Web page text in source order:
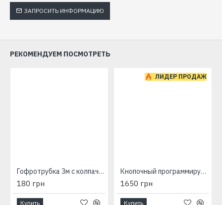
ЗАПРОСИТЬ ИНФОРМАЦИЮ
РЕКОМЕНДУЕМ ПОСМОТРЕТЬ
Гофротрубка 3м с колпачком
180 грн
Купить
ЛИДЕР ПРОДАЖ
Кнопочный программируемый терморегулятор M-6.716
1650 грн
Купить